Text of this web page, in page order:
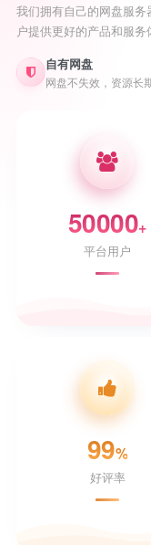
我们拥有自己的网盘服
户提供更好的产品和服务
自有网盘
网盘不失效，资源长
50000+
平台用户
99%
好评率